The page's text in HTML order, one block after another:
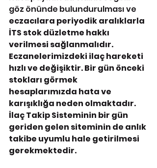
göz önünde bulundurulması ve
eczacılara periyodik aralıklarla
İTS stok düzletme hakkı
verilmesi sağlanmalıdır.
Eczanelerimizdeki ilaç hareketi
hızlı ve değişiktir. Bir gün önceki
stokları görmek
hesaplarımızda hata ve
karışıklığa neden olmaktadır.
İlaç Takip Sisteminin bir gün
geriden gelen siteminin de anlık
takibe uyumlu hale getirilmesi
gerekmektedir.